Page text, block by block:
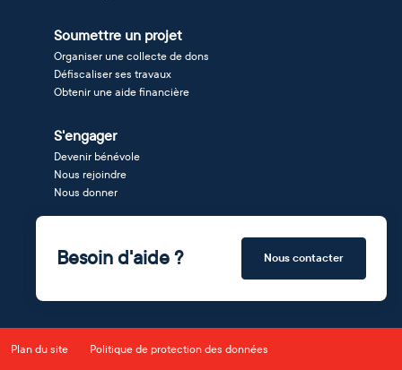
Soumettre un projet
Organiser une collecte de dons
Défiscaliser ses travaux
Obtenir une aide financière
S'engager
Devenir bénévole
Nous rejoindre
Nous donner
Besoin d'aide ? Nous contacter
Plan du site Politique de protection des données